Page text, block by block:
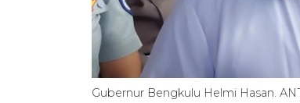
Gubernur Bengkulu Helmi Hasan.